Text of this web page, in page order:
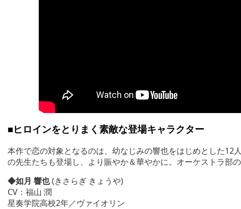
■ヒロインをとりまく素敵な登場キャラクター
本作で恋の対象となるのは、幼なじみの響也をはじめとした12
の先生たちも登場し、より賑やか＆華やかに。オーケストラ部
◆如月 響也(きさらぎ きょうや)
CV：福山 潤
星奏学院高校2年／ヴァイオリン